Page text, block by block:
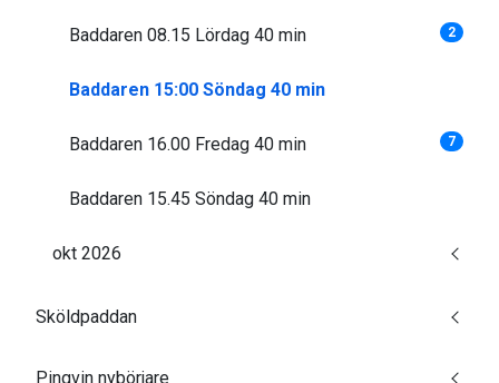
Baddaren 08.15 Lördag 40 min 2
Baddaren 15:00 Söndag 40 min
Baddaren 16.00 Fredag 40 min 7
Baddaren 15.45 Söndag 40 min
okt 2026
Sköldpaddan
Pingvin nybörjare